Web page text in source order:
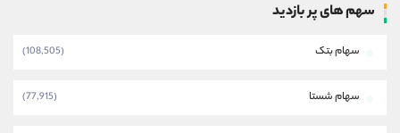
سهم های پر بازدید
سهام بتک (108,505)
سهام شستا (77,915)